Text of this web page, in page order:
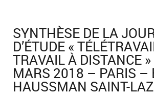
SYNTHÈSE DE LA
D’ÉTUDE «
TRAVAIL À DISTANCE
MARS 2018 – PARIS –
HAUSSMAN SAINT-